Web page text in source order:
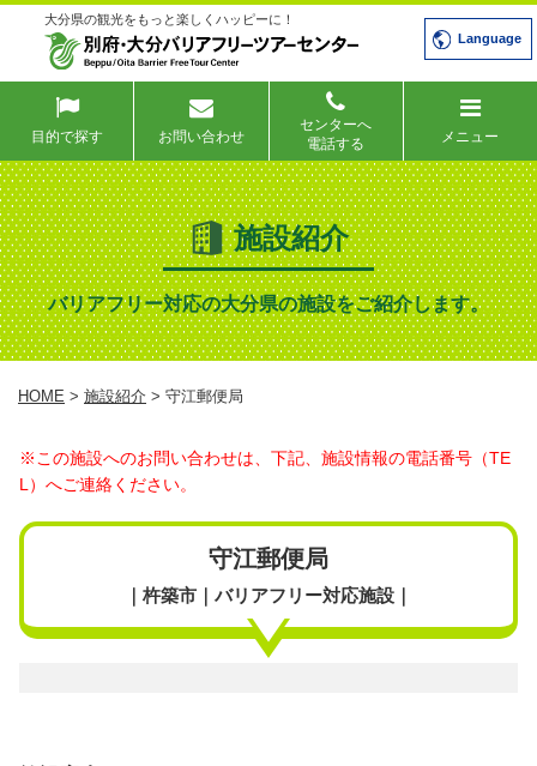
大分県の観光をもっと楽しくハッピーに！
Language
目的で探す お問い合わせ
センターへ
電話する
メニュー
施設紹介
バリアフリー対応の大分県の施設をご紹介します。
HOME > 施設紹介 > 守江郵便局
※この施設へのお問い合わせは、下記、施設情報の電話番号（TE
L）へご連絡ください。
守江郵便局
｜杵築市｜バリアフリー対応施設｜